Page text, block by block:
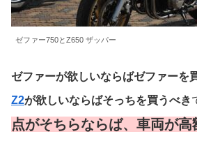
ゼファー750とZ650 ザッパー
ゼファーが欲しいならばゼファーを
Z2が欲しいならばそっちを買うべき
点がそちらならば、車両が高